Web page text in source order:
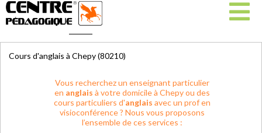
Cours d'anglais à Chepy (80210)
Vous recherchez un enseignant particulier
en anglais à votre domicile à Chepy ou des
cours particuliers d'anglais avec un prof en
visioconférence ? Nous vous proposons
l’ensemble de ces services :